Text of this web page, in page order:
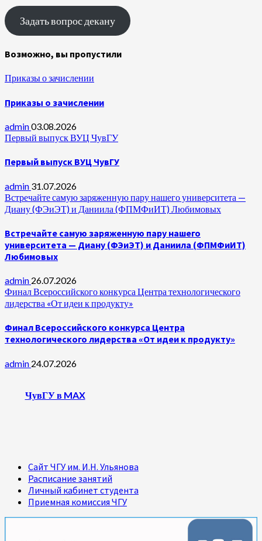
Задать вопрос декану
Возможно, вы пропустили
Приказы о зачислении
Приказы о зачислении
admin03.08.2026
Первый выпуск ВУЦ ЧувГУ
Первый выпуск ВУЦ ЧувГУ
admin 31.07.2026
Встречайте самую заряженную пару нашего университета —
Диану (ФЭиЭТ) и Даниила (ФПМФиИТ) Любимовых
Встречайте самую заряженную пару нашего
университета — Диану (ФЭиЭТ) и Даниила (ФПМФиИТ)
Любимовых
admin 26.07.2026
Финал Всероссийского конкурса Центра технологического
лидерства «От идеи к продукту»
Финал Всероссийского конкурса Центра
технологического лидерства «От идеи к продукту»
admin 24.07.2026
ЧувГУ в MAX
Сайт ЧГУ им. И.Н. Ульянова
Расписание занятий
Личный кабинет студента
Приемная комиссия ЧГУ